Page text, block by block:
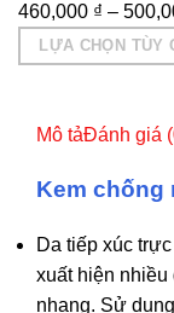
460,000 ₫ –
LỰA CHỌN TÙY
này
nhiều
Mô tảĐánh giá
Kem chống
Da tiếp xúc
xuất hiện nhiều
nhang. Sử